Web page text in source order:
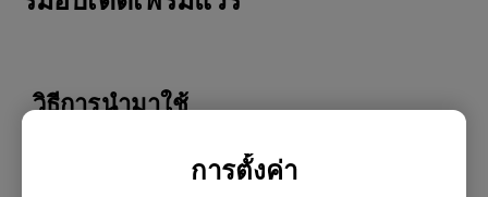
การตั้งค่า
วิธีการนำมาใช้